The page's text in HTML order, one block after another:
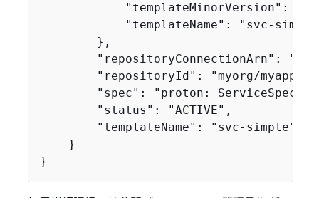
"templateMinorVersion":
"templateName": "svc-
        },
"repositoryConnectionArn":
        "repositoryId": "myorg/myapp",
"spec": "proton:
        "status": "ACTIVE",
        "templateName": "svc-simple"
    }
}